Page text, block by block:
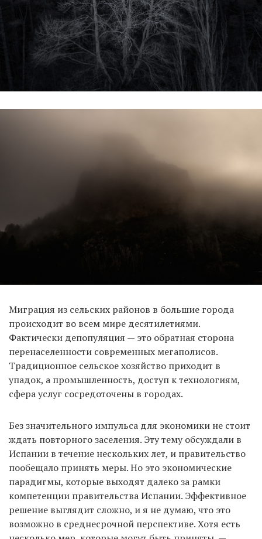
Миграция из сельских районов в большие города
происходит во всем мире десятилетиями.
Фактически депопуляция — это обратная сторона
перенаселенности современных мегаполисов.
Традиционное сельское хозяйство приходит в
упадок, а промышленность, доступ к технологиям,
сфера услуг сосредоточены в городах.
Без значительного импульса для экономики не стоит
ждать повторного заселения. Эту тему обсуждали в
Испании в течение нескольких лет, и правительство
пообещало принять меры. Но это экономические
парадигмы, которые выходят далеко за рамки
компетенции правительства Испании. Эффективное
решение выглядит сложно, и я не думаю, что это
возможно в среднесрочной перспективе. Хотя есть